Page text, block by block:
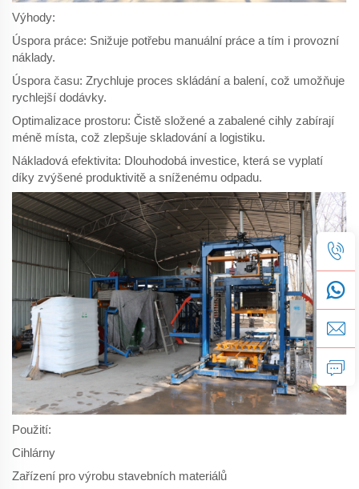
Výhody:
Úspora práce: Snižuje potřebu manuální práce a tím i provozní
náklady.
Úspora času: Zrychluje proces skládání a balení, což umožňuje
rychlejší dodávky.
Optimalizace prostoru: Čistě složené a zabalené cihly zabírají
méně místa, což zlepšuje skladování a logistiku.
Nákladová efektivita: Dlouhodobá investice, která se vyplatí
díky zvýšené produktivitě a sníženému odpadu.
Použití:
Cihlárny
Zařízení pro výrobu stavebních materiálů